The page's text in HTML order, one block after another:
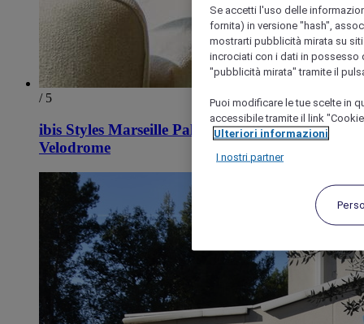
/ 5
ibis Styles Marseille Palais des Congres
Velodrome
Se accetti l'uso delle
fornita) in versione "hash",
mostrarti pubblicità mirata su
incrociati con i dati in possesso
"pubblicità mirata" tramite il
Puoi modificare le tue scelte in
accessibile tramite il link
Ulteriori informazioni
I nostri partner